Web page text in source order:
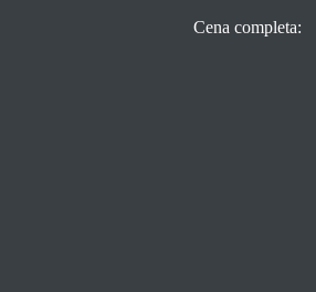
Cena completa: